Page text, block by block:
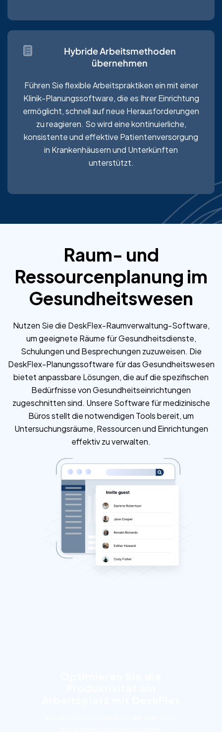
Hybride Arbeitsmethoden
übernehmen
Führen Sie flexible Arbeitspraktiken ein mit einer
Klinik-Planungssoftware, die es Ihrer Einrichtung
ermöglicht, schnell auf neue Herausforderungen
zu reagieren. So wird eine kontinuierliche,
konsistente und effektive Patientenversorgung
in Krankenhäusern und Unterkünften
unterstützt.
Raum- und
Ressourcenplanung im
Gesundheitswesen
Nutzen Sie die DeskFlex-Raumverwaltung-Software,
um geeignete Räume für Gesundheitsdienste,
Schulungen und Besprechungen zuzuweisen. Die
DeskFlex-Planungssoftware für das Gesundheitswesen
bietet anpassbare Lösungen, die auf die spezifischen
Bedürfnisse von Gesundheitseinrichtungen
zugeschnitten sind. Unsere Software für medizinische
Büros stellt die notwendigen Tools bereit, um
Untersuchungsräume, Ressourcen und Einrichtungen
effektiv zu verwalten.